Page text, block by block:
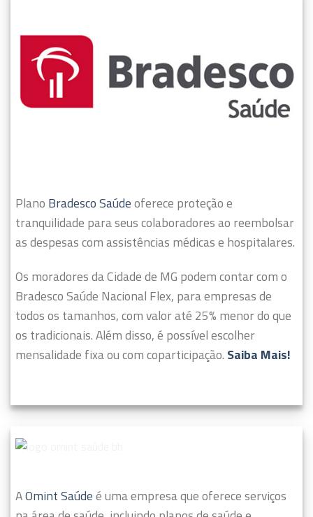
Plano Bradesco Saúdeoferece proteção e
tranquilidade para seus colaboradores ao reembolsar
as despesas com assistências médicas e hospitalares.
Os moradores da Cidade de MG podem contar com o
Bradesco Saúde Nacional Flex, para empresas de
todos os tamanhos, com valor até 25% menor do que
os tradicionais. Além disso, é possível escolher
mensalidade fixa ou com coparticipação. Saiba Mais!
AOmint Saúdeé uma empresa que oferece serviços